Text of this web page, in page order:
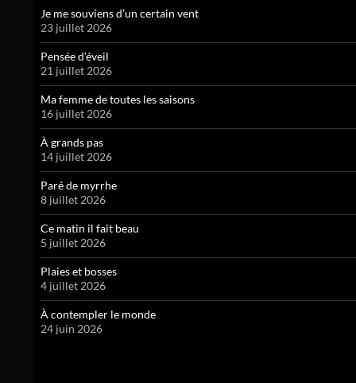
Je me souviens d’un certain vent
23 juillet 2026
Pensée d’éveil
21 juillet 2026
Ma femme de toutes les saisons
16 juillet 2026
À grands pas
14 juillet 2026
Paré de myrrhe
8 juillet 2026
Ce matin il fait beau
5 juillet 2026
Plaies et bosses
4 juillet 2026
À contempler le monde
24 juin 2026